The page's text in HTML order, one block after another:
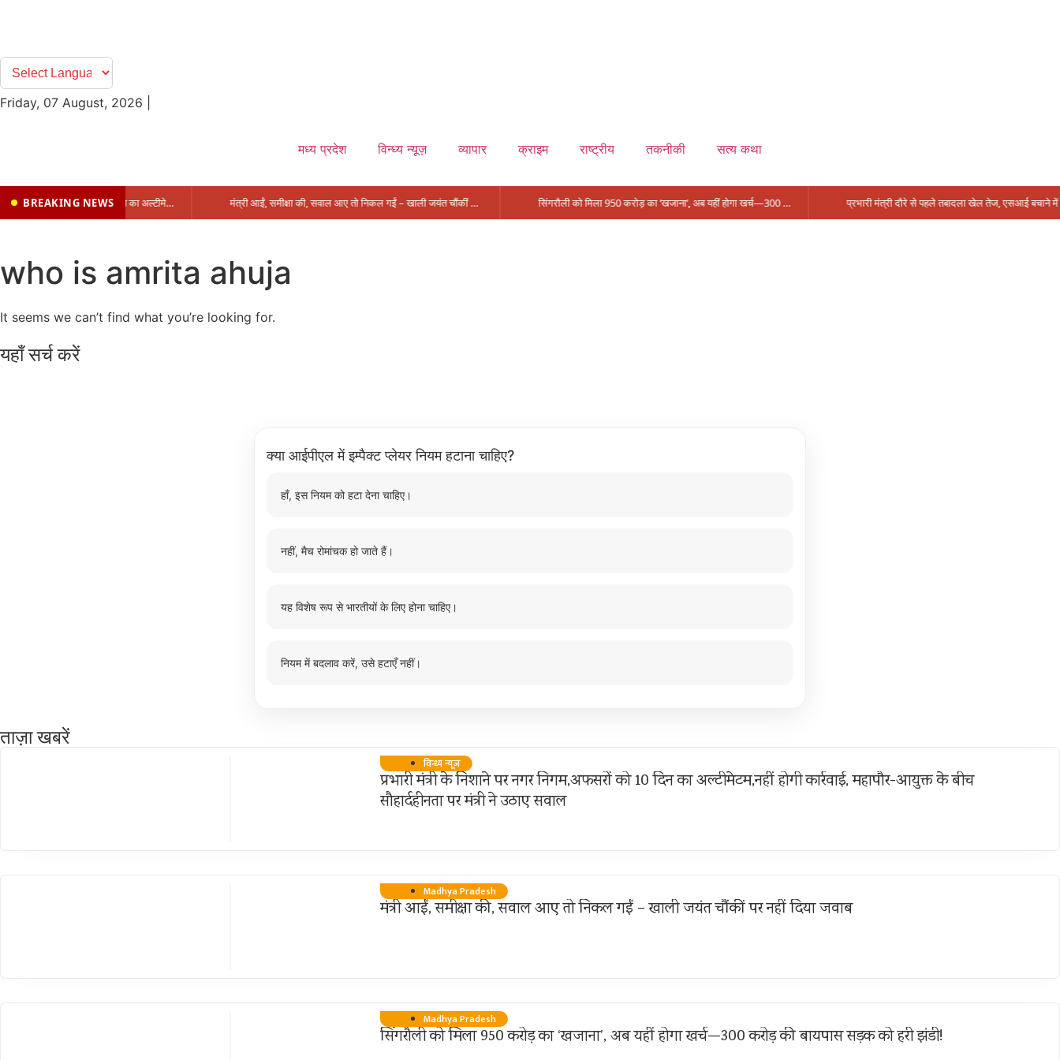
Friday, 07 August, 2026
मध्य प्रदेश विन्ध्य न्यूज़ व्यापार क्राइम राष्ट्रीय तकनीकी सत्य कथा
BREAKING NEWS प्रभारी मंत्री के निशाने पर नगर निगम,अफसरों को 10 दिन का अल्टीमेटम,नहीं होगी कार्रवाई, महापौर-आयुक्त के बीच सौहार्दहीनता पर मंत्री ने उठाए सवाल मंत्री आईं, समीक्षा की, सवाल आए तो निकल गईं – खाली जयंत चौंकीं पर नहीं दिया जवाब सिंगरौली को मिला 950 करोड़ का ‘खजाना’, अब यहीं होगा खर्च—300 करोड़ की बायपास सड़क को हरी झंडी!
who is amrita ahuja
It seems we can’t find what you’re looking for.
यहाँ सर्च करें
क्या आईपीएल में इम्पैक्ट प्लेयर नियम हटाना चाहिए?
हाँ, इस नियम को हटा देना चाहिए।
नहीं, मैच रोमांचक हो जाते हैं।
यह विशेष रूप से भारतीयों के लिए होना चाहिए।
नियम में बदलाव करें, उसे हटाएँ नहीं।
ताज़ा खबरें
विन्ध्य न्यूज़
प्रभारी मंत्री के निशाने पर नगर निगम,अफसरों को 10 दिन का अल्टीमेटम,नहीं होगी कार्रवाई, महापौर-आयुक्त के बीच
सौहार्दहीनता पर मंत्री ने उठाए सवाल
Madhya Pradesh
मंत्री आईं, समीक्षा की, सवाल आए तो निकल गईं – खाली जयंत चौंकीं पर नहीं दिया जवाब
Madhya Pradesh
सिंगरौली को मिला 950 करोड़ का ‘खजाना’, अब यहीं होगा खर्च—300 करोड़ की बायपास सड़क को हरी झंडी!